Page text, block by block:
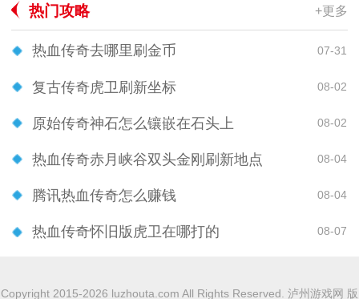
热门攻略 +更多
热血传奇去哪里刷金币 07-31
复古传奇虎卫刷新坐标 08-02
原始传奇神石怎么镶嵌在石头上 08-02
热血传奇赤月峡谷双头金刚刷新地点 08-04
腾讯热血传奇怎么赚钱 08-04
热血传奇怀旧版虎卫在哪打的 08-07
Copyright 2015-2026 luzhouta.com All Rights Reserved. 泸州游戏网 版